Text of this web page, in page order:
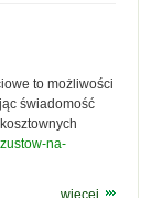
to możliwości
świadomość
na-
więcej